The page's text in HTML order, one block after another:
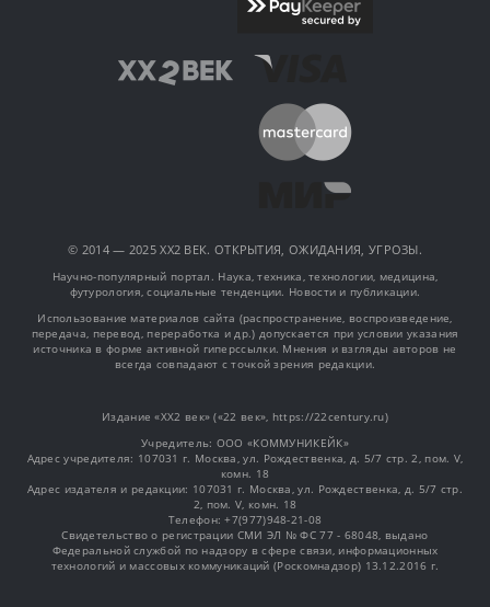
© 2014 — 2025 XX2 ВЕК. ОТКРЫТИЯ, ОЖИДАНИЯ, УГРОЗЫ.
Научно-популярный портал. Наука, техника, технологии, медицина,
футурология, социальные тенденции. Новости и публикации.
Использование материалов сайта (распространение, воспроизведение,
передача, перевод, переработка и др.) допускается при условии указания
источника в форме активной гиперссылки. Мнения и взгляды авторов не
всегда совпадают с точкой зрения редакции.
Издание «XX2 век» («22 век», https://22century.ru)
Учредитель: OOO «КОММУНИКЕЙК»
Адрес учредителя: 107031 г. Москва, ул. Рождественка, д. 5/7 стр. 2, пом. V,
комн. 18
Адрес издателя и редакции: 107031 г. Москва, ул. Рождественка, д. 5/7 стр.
2, пом. V, комн. 18
Телефон: +7(977)948-21-08
Свидетельство о регистрации СМИ ЭЛ № ФС 77 - 68048, выдано
Федеральной службой по надзору в сфере связи, информационных
технологий и массовых коммуникаций (Роскомнадзор) 13.12.2016 г.